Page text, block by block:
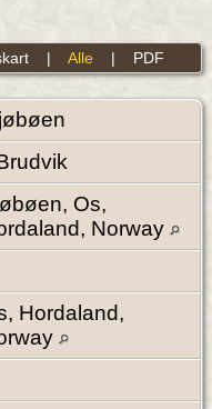
| Alle | PDF
Os,
Norway
Hordaland,